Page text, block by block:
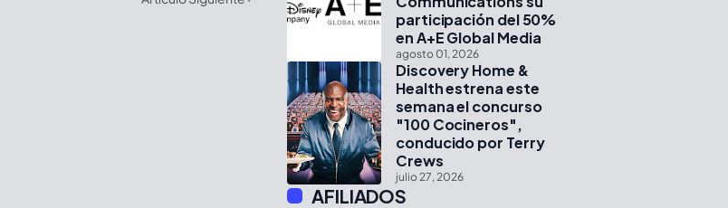
participación del 50%
en A+E Global Media
agosto 01, 2026
Discovery Home &
Health estrena este
semana el concurso
"100 Cocineros",
conducido por Terry
Crews
julio 27, 2026
AFILIADOS